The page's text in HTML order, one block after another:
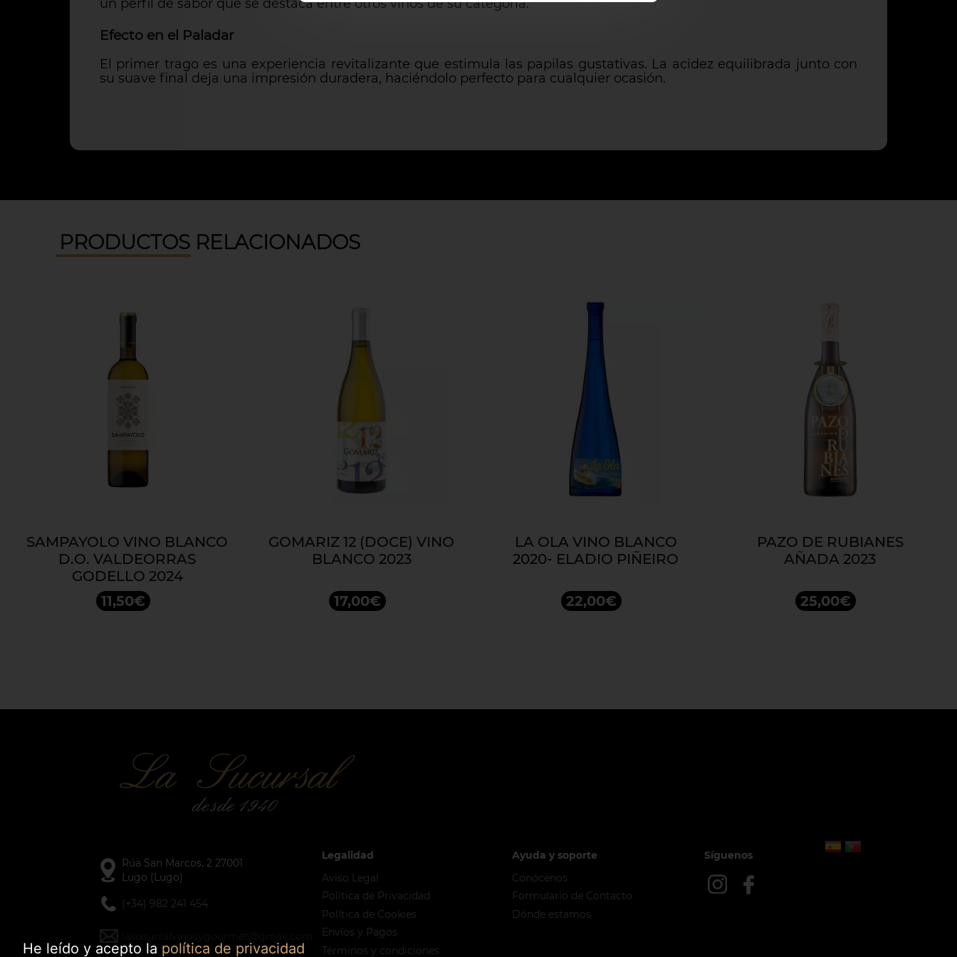
un perfil de sabor que se destaca entre otros vinos de su categoría.
Efecto en el Paladar
El primer trago es una experiencia revitalizante que estimula las papilas gustativas. La acidez equilibrada junto con
su suave final deja una impresión duradera, haciéndolo perfecto para cualquier ocasión.
PRODUCTOS RELACIONADOS
SAMPAYOLO VINO BLANCO
D.O. VALDEORRAS
GODELLO 2024
11,50€
GOMARIZ 12 (DOCE) VINO
BLANCO 2023
17,00€
LA OLA VINO BLANCO
2020- ELADIO PIÑEIRO
22,00€
PAZO DE RUBIANES
AÑADA 2023
25,00€
He leído y acepto la política de privacidad
Rúa San Marcos, 2 27001
Lugo (Lugo)
(+34) 982 241 454
Legalidad
Aviso Legal
Política de Privacidad
Política de Cookies
Envíos y Pagos
Términos y condiciones
Ayuda y soporte
Conócenos
Formulario de Contacto
Dónde estamos
Síguenos